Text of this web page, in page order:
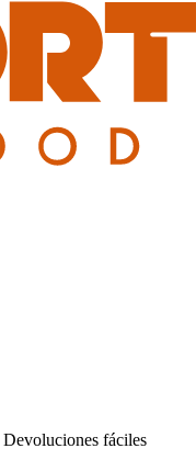
Devoluciones fáciles